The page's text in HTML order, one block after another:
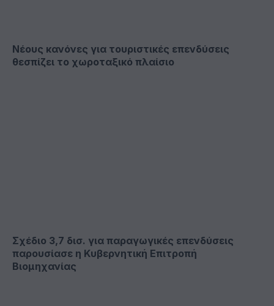
Νέους κανόνες για τουριστικές επενδύσεις
θεσπίζει το χωροταξικό πλαίσιο
Σχέδιο 3,7 δισ. για παραγωγικές επενδύσεις
παρουσίασε η Κυβερνητική Επιτροπή
Βιομηχανίας